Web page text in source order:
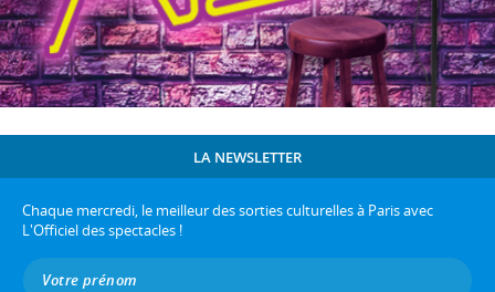
LA NEWSLETTER
Chaque mercredi, le meilleur des sorties culturelles à Paris avec
L'Officiel des spectacles !